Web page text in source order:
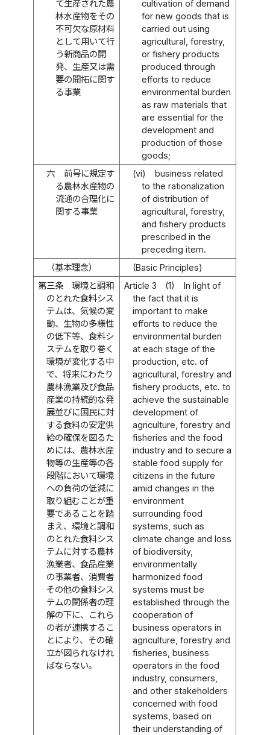
て生産された農
林水産物をその
不可欠な原材料
として用いて行
う新商品の開
発、生産又は需
要の開拓に関す
る事業
cultivation of demand
for new goods that is
carried out using
agricultural, forestry,
or fishery products
produced through
efforts to reduce
environmental burden
as raw materials that
are essential for the
development and
production of those
goods;
六
前号に規定す
る農林水産物の
流通の合理化に
関する事業
(vi)
business related
to the rationalization
of distribution of
agricultural, forestry,
and fishery products
prescribed in the
preceding item.
（基本理念）
(Basic Principles)
第三条
環境と調和
のとれた食料シス
テムは、気候の変
動、生物の多様性
の低下等、食料シ
ステムを取り巻く
環境が変化する中
で、将来にわたり
農林漁業及び食品
産業の持続的な発
展並びに国民に対
する食料の安定供
給の確保を図るた
めには、農林水産
物等の生産等の各
段階において環境
への負荷の低減に
取り組むことが重
要であることを踏
まえ、環境と調和
のとれた食料シス
テムに対する農林
漁業者、食品産業
の事業者、消費者
その他の食料シス
テムの関係者の理
解の下に、これら
の者が連携するこ
とにより、その確
立が図られなけれ
ばならない。
Article 3 (1)
In light of
the fact that it is
important to make
efforts to reduce the
environmental burden
at each stage of the
production, etc. of
agricultural, forestry and
fishery products, etc. to
achieve the sustainable
development of
agriculture, forestry and
fisheries and the food
industry and to secure a
stable food supply for
citizens in the future
amid changes in the
environment
surrounding food
systems, such as
climate change and loss
of biodiversity,
environmentally
harmonized food
systems must be
established through the
cooperation of
business operators in
agriculture, forestry and
fisheries, business
operators in the food
industry, consumers,
and other stakeholders
concerned with food
systems, based on
their understanding of